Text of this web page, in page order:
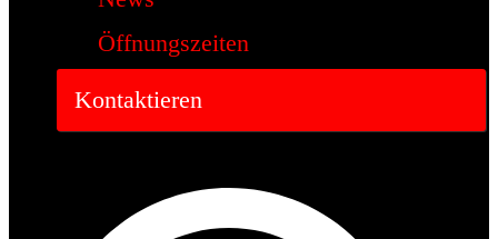
Öffnungszeiten
Kontaktieren